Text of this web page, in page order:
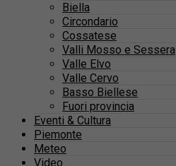
Biella
Circondario
Cossatese
Valli Mosso e Sessera
Valle Elvo
Valle Cervo
Basso Biellese
Fuori provincia
Eventi & Cultura
Piemonte
Meteo
Video